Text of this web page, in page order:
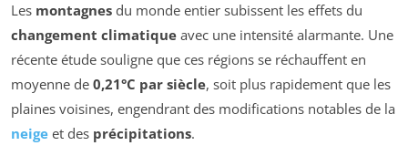
Les montagnes du monde entier subissent les effets du
changement climatique avec une intensité alarmante. Une
récente étude souligne que ces régions se réchauffent en
moyenne de 0,21°C par siècle, soit plus rapidement que les
plaines voisines, engendrant des modifications notables de la
neige et des précipitations.